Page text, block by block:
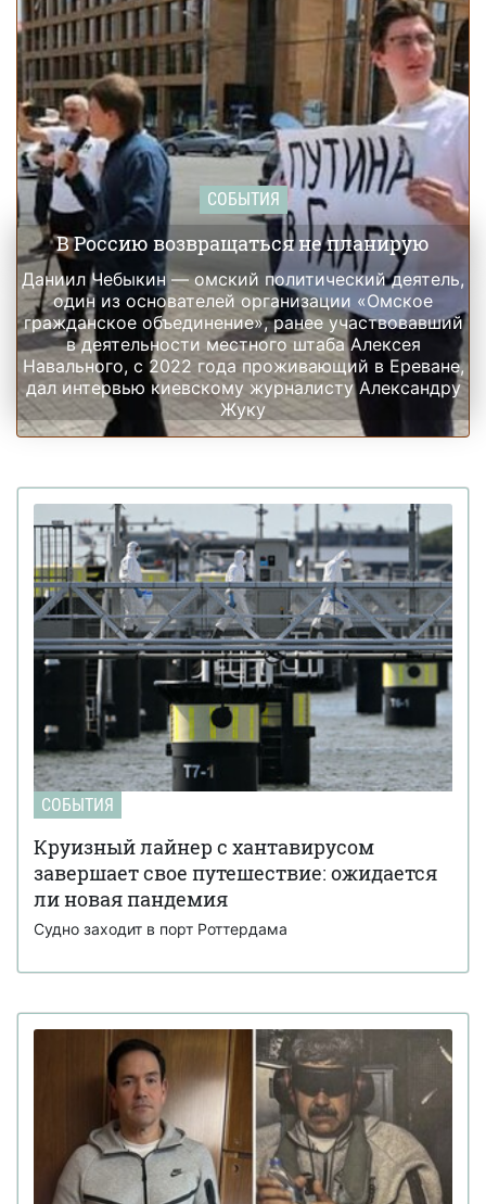
СОБЫТИЯ
В Россию возвращаться не планирую
Даниил Чебыкин — омский политический деятель,
один из основателей организации «Омское
гражданское объединение», ранее участвовавший
в деятельности местного штаба Алексея
Навального, с 2022 года проживающий в Ереване,
дал интервью киевскому журналисту Александру
Жуку
СОБЫТИЯ
Круизный лайнер с хантавирусом
завершает свое путешествие: ожидается
ли новая пандемия
Судно заходит в порт Роттердама